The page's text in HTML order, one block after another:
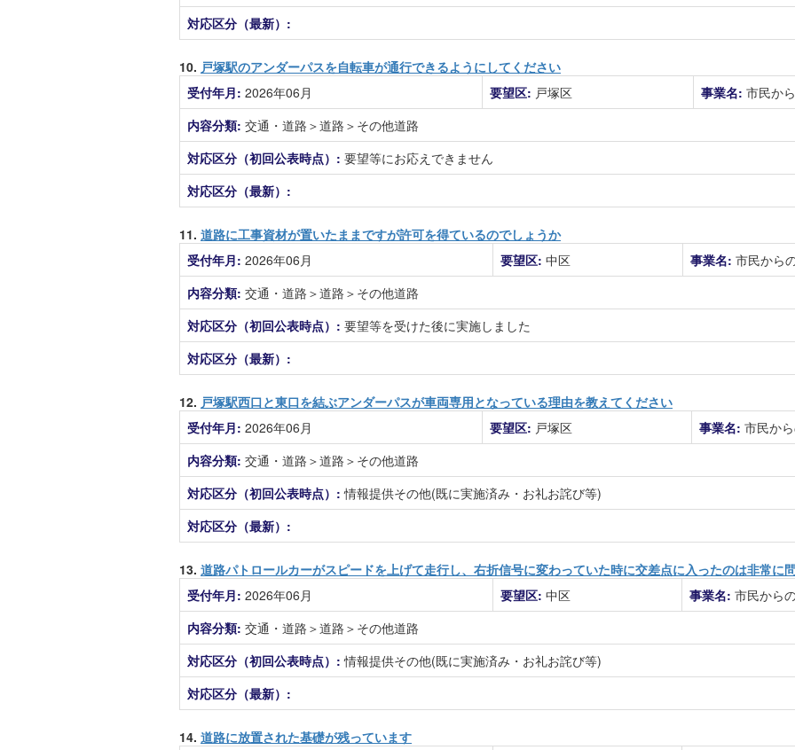
対応区分（最新）:
10. 戸塚駅のアンダーパスを自転車が通行できるようにしてください
受付年月: 2026年06月 要望区: 戸塚区 事業名: 市民か
内容分類: 交通・道路＞道路＞その他道路
対応区分（初回公表時点）: 要望等にお応えできません
対応区分（最新）:
11. 道路に工事資材が置いたままですが許可を得ているのでしょうか
受付年月: 2026年06月 要望区: 中区 事業名: 市民から
内容分類: 交通・道路＞道路＞その他道路
対応区分（初回公表時点）: 要望等を受けた後に実施しました
対応区分（最新）:
12. 戸塚駅西口と東口を結ぶアンダーパスが車両専用となっている理由を教えてください
受付年月: 2026年06月 要望区: 戸塚区 事業名: 市民か
内容分類: 交通・道路＞道路＞その他道路
対応区分（初回公表時点）:情報提供その他(既に実施済み・お礼お詫び等)
対応区分（最新）:
13. 道路パトロールカーがスピードを上げて走行し、右折信号に変わっていた時に交差点に入ったのは非常に
受付年月: 2026年06月 要望区: 中区 事業名: 市民から
内容分類: 交通・道路＞道路＞その他道路
対応区分（初回公表時点）:情報提供その他(既に実施済み・お礼お詫び等)
対応区分（最新）:
14. 道路に放置された基礎が残っています